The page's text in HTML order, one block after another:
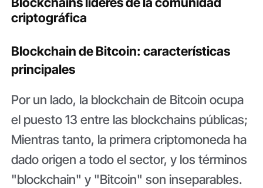
criptográfica
Blockchain de Bitcoin: características
principales
Por un lado, la blockchain de Bitcoin ocupa
el puesto 13 entre las blockchains públicas;
Mientras tanto, la primera criptomoneda ha
dado origen a todo el sector, y los términos
"blockchain" y "Bitcoin" son inseparables.